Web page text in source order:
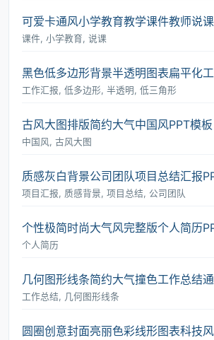
可爱卡通风小学教育教学课件教师说
课件, 小学教育, 说课
黑色低多边形背景半透明图表扁平化
工作汇报, 低多边形, 半透明, 低三角形
古风大图排版简约大气中国风PPT模板
中国风, 古风大图
质感灰白背景公司团队项目总结汇报
项目汇报, 质感背景, 项目总结, 公司团队
个性极简时尚大气风完整版个人简历
个人简历
几何图形线条简约大气撞色工作总结
工作总结, 几何图形线条
圆圈创意封面亮丽色彩线形图表科技